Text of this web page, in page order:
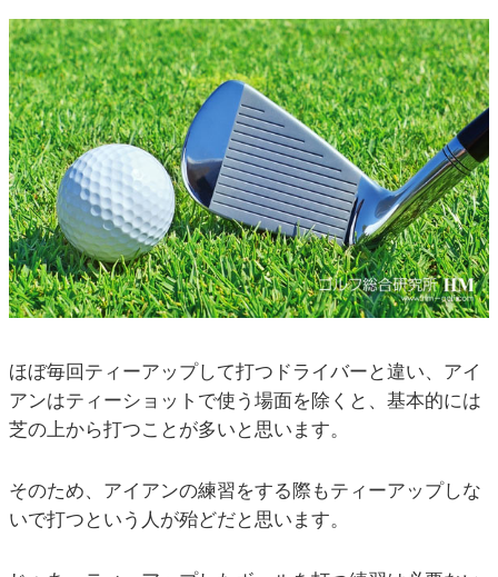
ほぼ毎回ティーアップして打つドライバーと違い、アイ
アンはティーショットで使う場面を除くと、基本的には
芝の上から打つことが多いと思います。
そのため、アイアンの練習をする際もティーアップしな
いで打つという人が殆どだと思います。